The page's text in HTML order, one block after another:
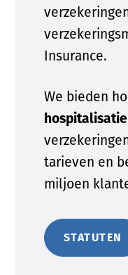
Insurance.
We bieden
tarieven en
miljoen
STATUTEN